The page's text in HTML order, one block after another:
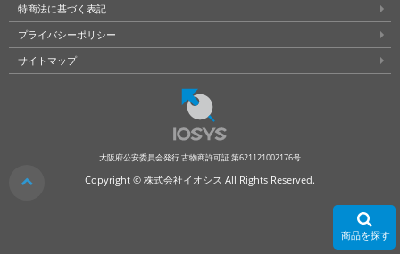
特商法に基づく表記
プライバシーポリシー
サイトマップ
大阪府公安委員会発行 古物商許可証 第621121002176号
Copyright © 株式会社イオシス All Rights Reserved. クリア
商品を探す